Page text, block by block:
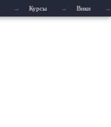
→ Курсы → Вики →